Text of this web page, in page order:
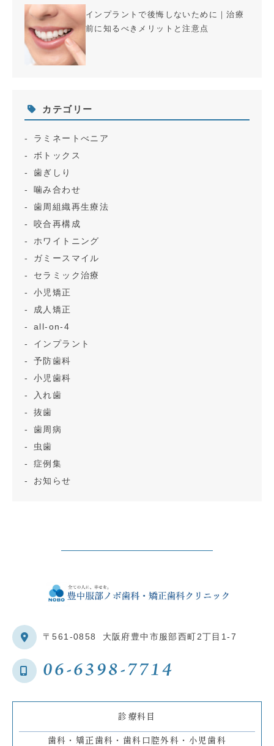
インプラントで後悔しないために｜治療
前に知るべきメリットと注意点
カテゴリー
ラミネートべニア
ボトックス
歯ぎしり
噛み合わせ
歯周組織再生療法
咬合再構成
ホワイトニング
ガミースマイル
セラミック治療
小児矯正
成人矯正
all-on-4
インプラント
予防歯科
小児歯科
入れ歯
抜歯
歯周病
虫歯
症例集
お知らせ
〒561-0858 大阪府豊中市服部西町2丁目1-7
06-6398-7714
診療科目
歯科・矯正歯科・歯科口腔外科・小児歯科